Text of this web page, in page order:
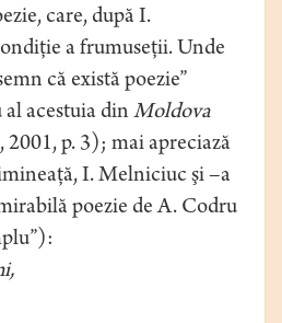
care, după I.
a frumuseţii. Unde
că există poezie”
acestuia din Moldova
2001, p. 3); mai apreciază
I. Melniciuc şi –a
poezie de A. Codru